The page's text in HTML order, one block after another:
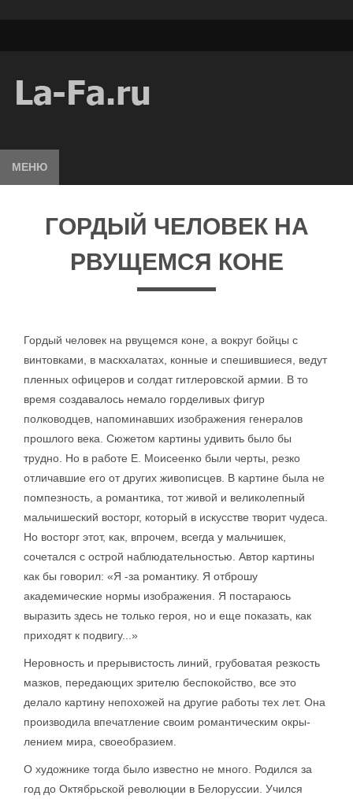
МЕНЮ
ГОРДЫЙ ЧЕЛОВЕК НА
РВУЩЕМСЯ КОНЕ
Гордый человек на рвущемся коне, а вокруг бойцы с
винтовками, в маскхалатах, конные и спешившиеся, ведут
пленных офицеров и солдат гитлеровской армии. В то
время создавалось немало горделивых фигур
полководцев, напоминавших изображения генералов
прошлого века. Сюжетом картины удивить было бы
трудно. Но в работе Е. Моисеенко были черты, резко
отличавшие его от других живописцев. В картине была не
помпезность, а романтика, тот живой и великолепный
мальчишеский восторг, который в искусстве творит чудеса.
Но восторг этот, как, впрочем, всегда у мальчишек,
сочетался с острой наблюдательностью. Автор картины
как бы говорил: «Я -за романтику. Я отброшу
академические нормы изображения. Я постараюсь
выразить здесь не только героя, но и еще показать, как
приходят к подвигу...»
Неровность и прерывистость линий, грубоватая резкость
мазков, передающих зрителю беспокойство, все это
делало картину непохожей на другие работы тех лет. Она
производила впечатление своим романтическим окры-
лением мира, своеобразием.
О художнике тогда было известно не много. Родился за
год до Октябрьской революции в Белоруссии. Учился